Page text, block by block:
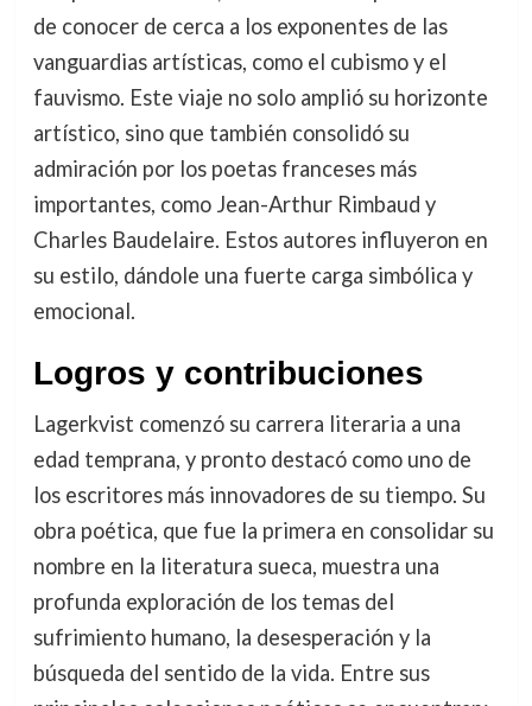
de conocer de cerca a los exponentes de las
vanguardias artísticas, como el cubismo y el
fauvismo. Este viaje no solo amplió su horizonte
artístico, sino que también consolidó su
admiración por los poetas franceses más
importantes, como Jean-Arthur Rimbaud y
Charles Baudelaire. Estos autores influyeron en
su estilo, dándole una fuerte carga simbólica y
emocional.
Logros y contribuciones
Lagerkvist comenzó su carrera literaria a una
edad temprana, y pronto destacó como uno de
los escritores más innovadores de su tiempo. Su
obra poética, que fue la primera en consolidar su
nombre en la literatura sueca, muestra una
profunda exploración de los temas del
sufrimiento humano, la desesperación y la
búsqueda del sentido de la vida. Entre sus